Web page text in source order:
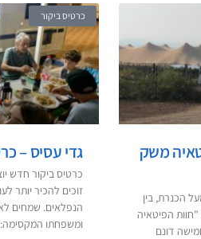
משק
בגובה 500 מטר מעל הכנרת, בין
הפיטאיה
דונם
כרטיס ביקור
גדי עסיס –
כרטיס ביקור חדש
זוכים להכיר יותר
הנפלאים. שמחים
ומשפחתו